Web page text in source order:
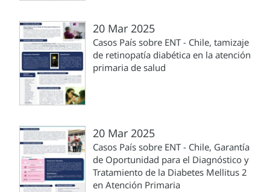
20 Mar 2025
Casos País sobre ENT - Chile, tamizaje
de retinopatía diabética en la atención
primaria de salud
20 Mar 2025
Casos País sobre ENT - Chile, Garantía
de Oportunidad para el Diagnóstico y
Tratamiento de la Diabetes Mellitus 2
en Atención Primaria